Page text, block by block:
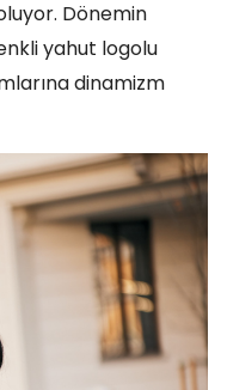
Dönemin
yahut logolu
dinamizm